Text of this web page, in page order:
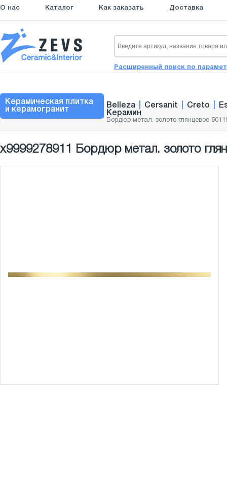
О нас Каталог Как заказать Доставка
Расширенный поиск по
Керамическая плитка
и керамогранит
Belleza Cersanit Creto
Керамин
Бордюр метал. золото глянцевое
х9999278911 Бордюр метал. золото